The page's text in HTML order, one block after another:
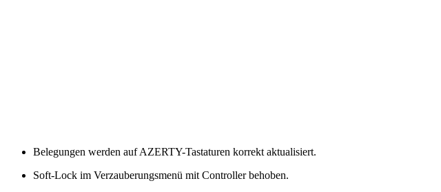
Belegungen werden auf AZERTY-Tastaturen korrekt aktualisiert.
Soft-Lock im Verzauberungsmenü mit Controller behoben.